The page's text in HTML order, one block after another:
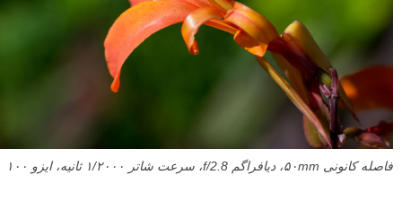
فاصله کانونی ۵۰mm، دیافراگم f/2.8، سرعت شاتر ۱/۲۰۰۰ ثانیه، ایزو ۱۰۰